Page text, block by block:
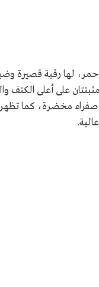
لها رقبة قصيرة
على أعلى الكتف
صفراء مخضرة، كما